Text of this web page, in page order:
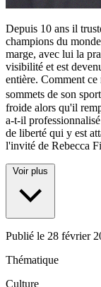
Depuis 10 ans il
champions du
marge, avec lui la
visibilité et est
entière. Comment
sommets de son
froide alors qu'il
a-t-il
de liberté qui y est
l'invité de Rebecca
Voir plus
Publié le 28 février
Thématique
Culture